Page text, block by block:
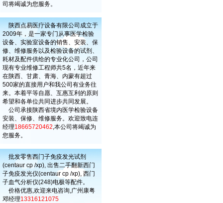
司将竭诚为您服务。
陕西点易医疗设备有限公司成立于
2009年，是一家专门从事医学检验
设备、实验室设备的销售、安装、保
修、维修服务以及检验设备的试剂、
耗材及配件供给的专业化公司，公司
现有专业维修工程师共5名，近年来
在陕西、甘肃、青海、内蒙有超过
500家的直接用户和我公司有业务往
来。本着平等自愿、互惠互利的原则
希望和各单位共同进步共同发展。
公司承接陕西省境内医学检验设备
安装、保修、维修服务。欢迎致电连
经理18665720462,本公司将竭诚为
您服务。
批发零售西门子免疫发光试剂
(centaur cp /xp), 出售二手翻新西门
子免疫发光仪(centaur cp /xp), 西门
子血气分析仪(248)电极等配件。
价格优惠,欢迎来电咨询,广州康粤
邓经理13316121075